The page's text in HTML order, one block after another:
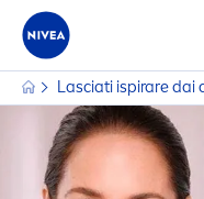
Lasciati ispirare dai